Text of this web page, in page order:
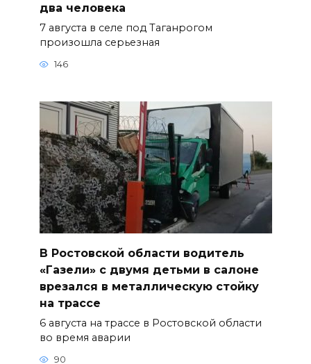
два человека
7 августа в селе под Таганрогом
произошла серьезная
146
В Ростовской области водитель
«Газели» с двумя детьми в салоне
врезался в металлическую стойку
на трассе
6 августа на трассе в Ростовской области
во время аварии
90